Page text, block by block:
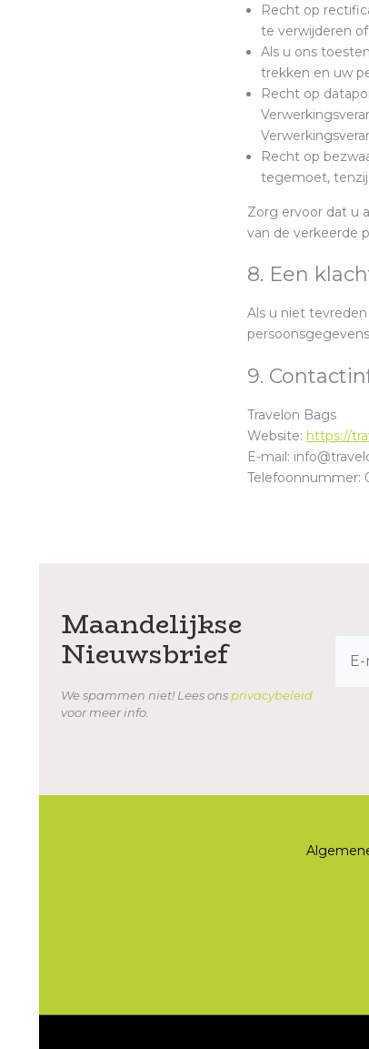
Recht op
te verwijderen
Als u ons
trekken en uw
Recht op
Recht op
tegemoet, tenzij
Zorg ervoor dat u
van de verkeerde
8. Een
Als u niet
9.
Travelon Bags
Website: https://
E-mail: info@
Telefoonnummer:
Maandelijkse
Nieuwsbrief
We spammen niet! Lees onsprivacybeleid
voor meer info.